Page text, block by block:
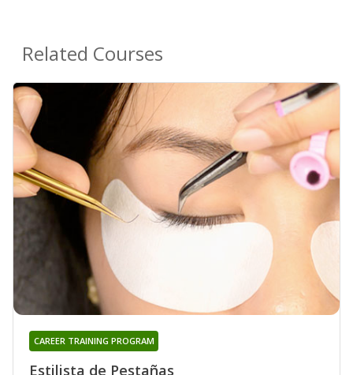
Related Courses
Estilista de Pestañas
CAREER TRAINING PROGRAM